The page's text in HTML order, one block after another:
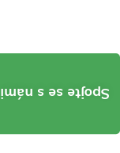
Spojte se s námi